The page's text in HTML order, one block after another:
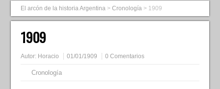
El arcón de la historia Argentina >Cronología > 1909
1909
Autor: Horacio 01/01/1909 0 Comentarios
Cronología